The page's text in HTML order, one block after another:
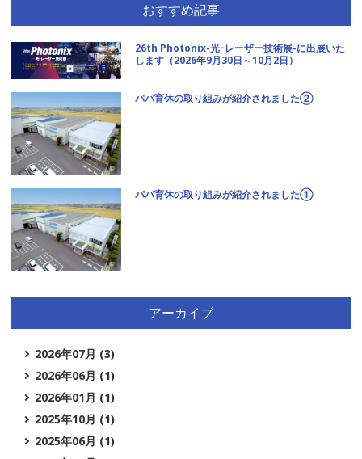
おすすめ記事
26th Photonix-光･レーザー技術展-に出展いた
します（2026年9月30日～10月2日）
パパ育休の取り組みが紹介されました②
パパ育休の取り組みが紹介されました①
アーカイブ
2026年07月 (3)
2026年06月 (1)
2026年01月 (1)
2025年10月 (1)
2025年06月 (1)